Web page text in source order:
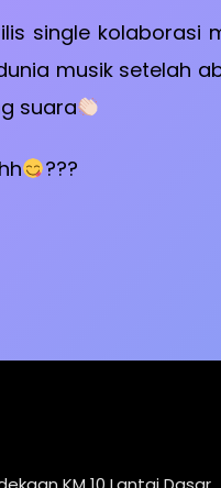
single kolaborasi
musik setelah
suara
???